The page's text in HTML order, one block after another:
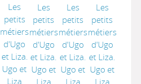
Les
petits
métiers
d'Ugo
et Liza.
Ugo et
Liza
Les
petits
métiers
d'Ugo
et Liza.
Ugo et
Liza
Les
petits
métiers
d'Ugo
et Liza.
Ugo et
Liza
Les
petits
métiers
d'Ugo
et Liza.
Ugo et
Liza